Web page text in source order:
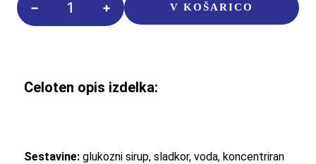
Peelerz
Gummy
65g
količina
V KOŠARICO
Celoten opis izdelka:
Sestavine:glukozni sirup, sladkor, voda, koncentriran